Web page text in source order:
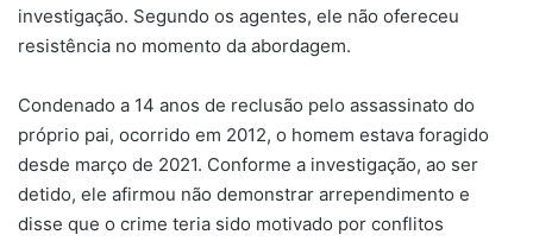
investigação. Segundo os agentes, ele não ofereceu
resistência no momento da abordagem.
Condenado a 14 anos de reclusão pelo assassinato do
próprio pai, ocorrido em 2012, o homem estava foragido
desde março de 2021. Conforme a investigação, ao ser
detido, ele afirmou não demonstrar arrependimento e
disse que o crime teria sido motivado por conflitos